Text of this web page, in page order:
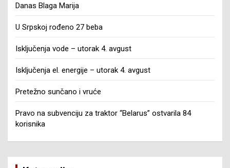
Danas Blaga Marija
U Srpskoj rođeno 27 beba
Isključenja vode – utorak 4. avgust
Isključenja el. energije – utorak 4. avgust
Pretežno sunčano i vruće
Pravo na subvenciju za traktor “Belarus” ostvarila 84
korisnika